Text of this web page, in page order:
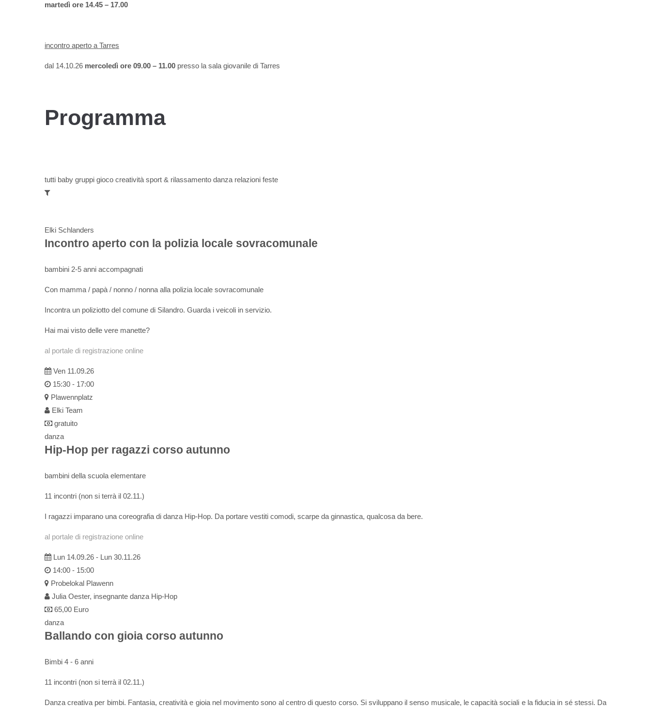
martedì ore 14.45 – 17.00
incontro aperto a Tarres
dal 14.10.26 mercoledì ore 09.00 – 11.00 presso la sala giovanile di Tarres
Programma
tutti baby gruppi gioco creatività sport & rilassamento danza relazioni feste
Elki Schlanders
Incontro aperto con la polizia locale sovracomunale
bambini 2-5 anni accompagnati
Con mamma / papà / nonno / nonna alla polizia locale sovracomunale
Incontra un poliziotto del comune di Silandro. Guarda i veicoli in servizio.
Hai mai visto delle vere manette?
al portale di registrazione online
Ven 11.09.26
15:30 - 17:00
Plawennplatz
Elki Team
gratuito
danza
Hip-Hop per ragazzi corso autunno
bambini della scuola elementare
11 incontri (non si terrà il 02.11.)
I ragazzi imparano una coreografia di danza Hip-Hop. Da portare vestiti comodi, scarpe da ginnastica, qualcosa da bere.
al portale di registrazione online
Lun 14.09.26 - Lun 30.11.26
14:00 - 15:00
Probelokal Plawenn
Julia Oester, insegnante danza Hip-Hop
65,00 Euro
danza
Ballando con gioia corso autunno
Bimbi 4 - 6 anni
11 incontri (non si terrà il 02.11.)
Danza creativa per bimbi. Fantasia, creatività e gioia nel movimento sono al centro di questo corso. Si sviluppano il senso musicale, le capacità sociali e la fiducia in sé stessi. Da